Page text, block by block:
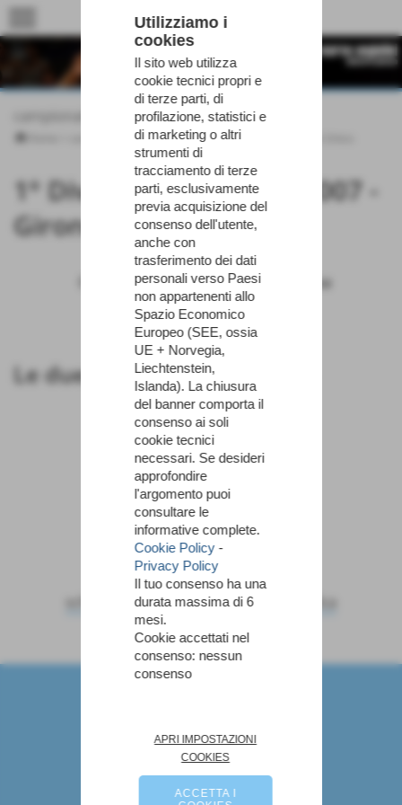
menu
campionati
>1° Divisione Pisa 2006-2007
1° Divisione Pisa 2006-2007 -
Girone Unico
Cus Pisa Volley Pisa
Le due squadre a confronto
Cus Pisa Volley Pisa
calendario e risultati
Marco Angiolini - Allenatore di Pallavolo
angiolinimarco@gmail.com
Links
Utilizziamo i
cookies
Il sito web utilizza
cookie tecnici propri e
di terze parti, di
profilazione, statistici e
di marketing o altri
strumenti di
tracciamento di terze
parti, esclusivamente
previa acquisizione del
consenso dell'utente,
anche con
trasferimento dei dati
personali verso Paesi
non appartenenti allo
Spazio Economico
Europeo (SEE, ossia
UE + Norvegia,
Liechtenstein,
Islanda). La chiusura
del banner comporta il
consenso ai soli
cookie tecnici
necessari. Se desideri
approfondire
l'argomento puoi
consultare le
informative complete.
Cookie Policy-
Privacy Policy
Il tuo consenso ha una
durata massima di 6
mesi.
Cookie accettati nel
consenso: nessun
consenso
APRI IMPOSTAZIONI
COOKIES
ACCETTA I